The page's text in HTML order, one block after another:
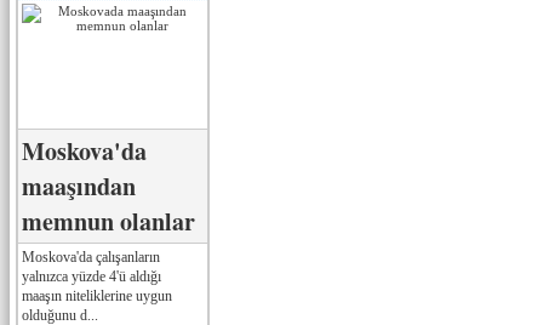
Moskova'da
maaşından
memnun olanlar
Moskova'da çalışanların
yalnızca yüzde 4'ü aldığı
maaşın niteliklerine uygun
olduğunu d...